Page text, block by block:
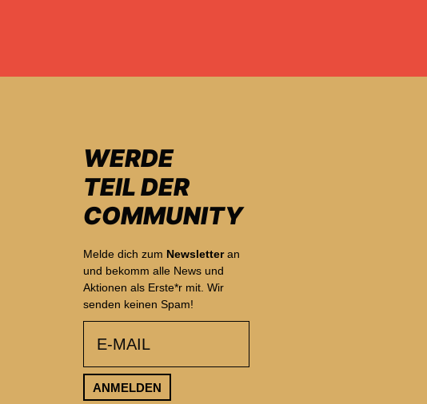
WERDE
TEIL DER
COMMUNITY
Melde dich zum Newsletteran
und bekomm alle News und
Aktionen als Erste*r mit. Wir
senden keinen Spam!
ANMELDEN